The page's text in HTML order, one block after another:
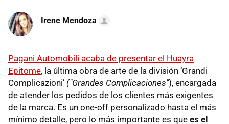
Irene Mendoza
Pagani Automobili acaba de presentar el Huayra
Epitome, la última obra de arte de la división ‘Grandi
Complicazioni’ ("Grandes Complicaciones"), encargada
de atender los pedidos de los clientes más exigentes
de la marca. Es un one-off personalizado hasta el más
mínimo detalle, pero lo más importante es que es el